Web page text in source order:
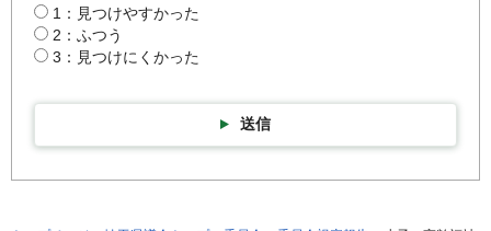
1：見つけやすかった
2：ふつう
3：見つけにくかった
送信